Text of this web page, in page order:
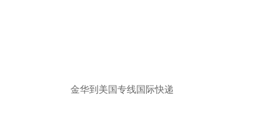
金华到美国专线国际快递